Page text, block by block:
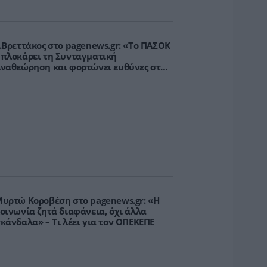
στο pagenews.gr: «Το ΠΑΣΟΚ
τη Συνταγματική
και φορτώνει ευθύνες στη
Κοροβέση στο pagenews.gr: «Η
ζητά διαφάνεια, όχι άλλα
– Τι λέει για τον ΟΠΕΚΕΠΕ